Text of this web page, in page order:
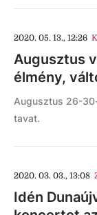
2020. 05. 13., 12:26
Augusztus
élmény,
Augusztus 26-
tavat.
2020. 03. 03., 13:08
Idén